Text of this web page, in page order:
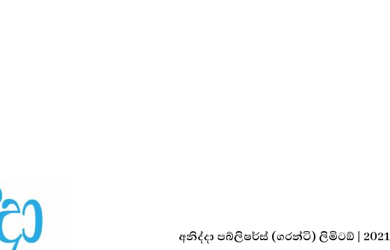
අනිද්දා පබ්ලිෂර්ස් (ගරන්ටි) ලිමිටඞ් | 2021